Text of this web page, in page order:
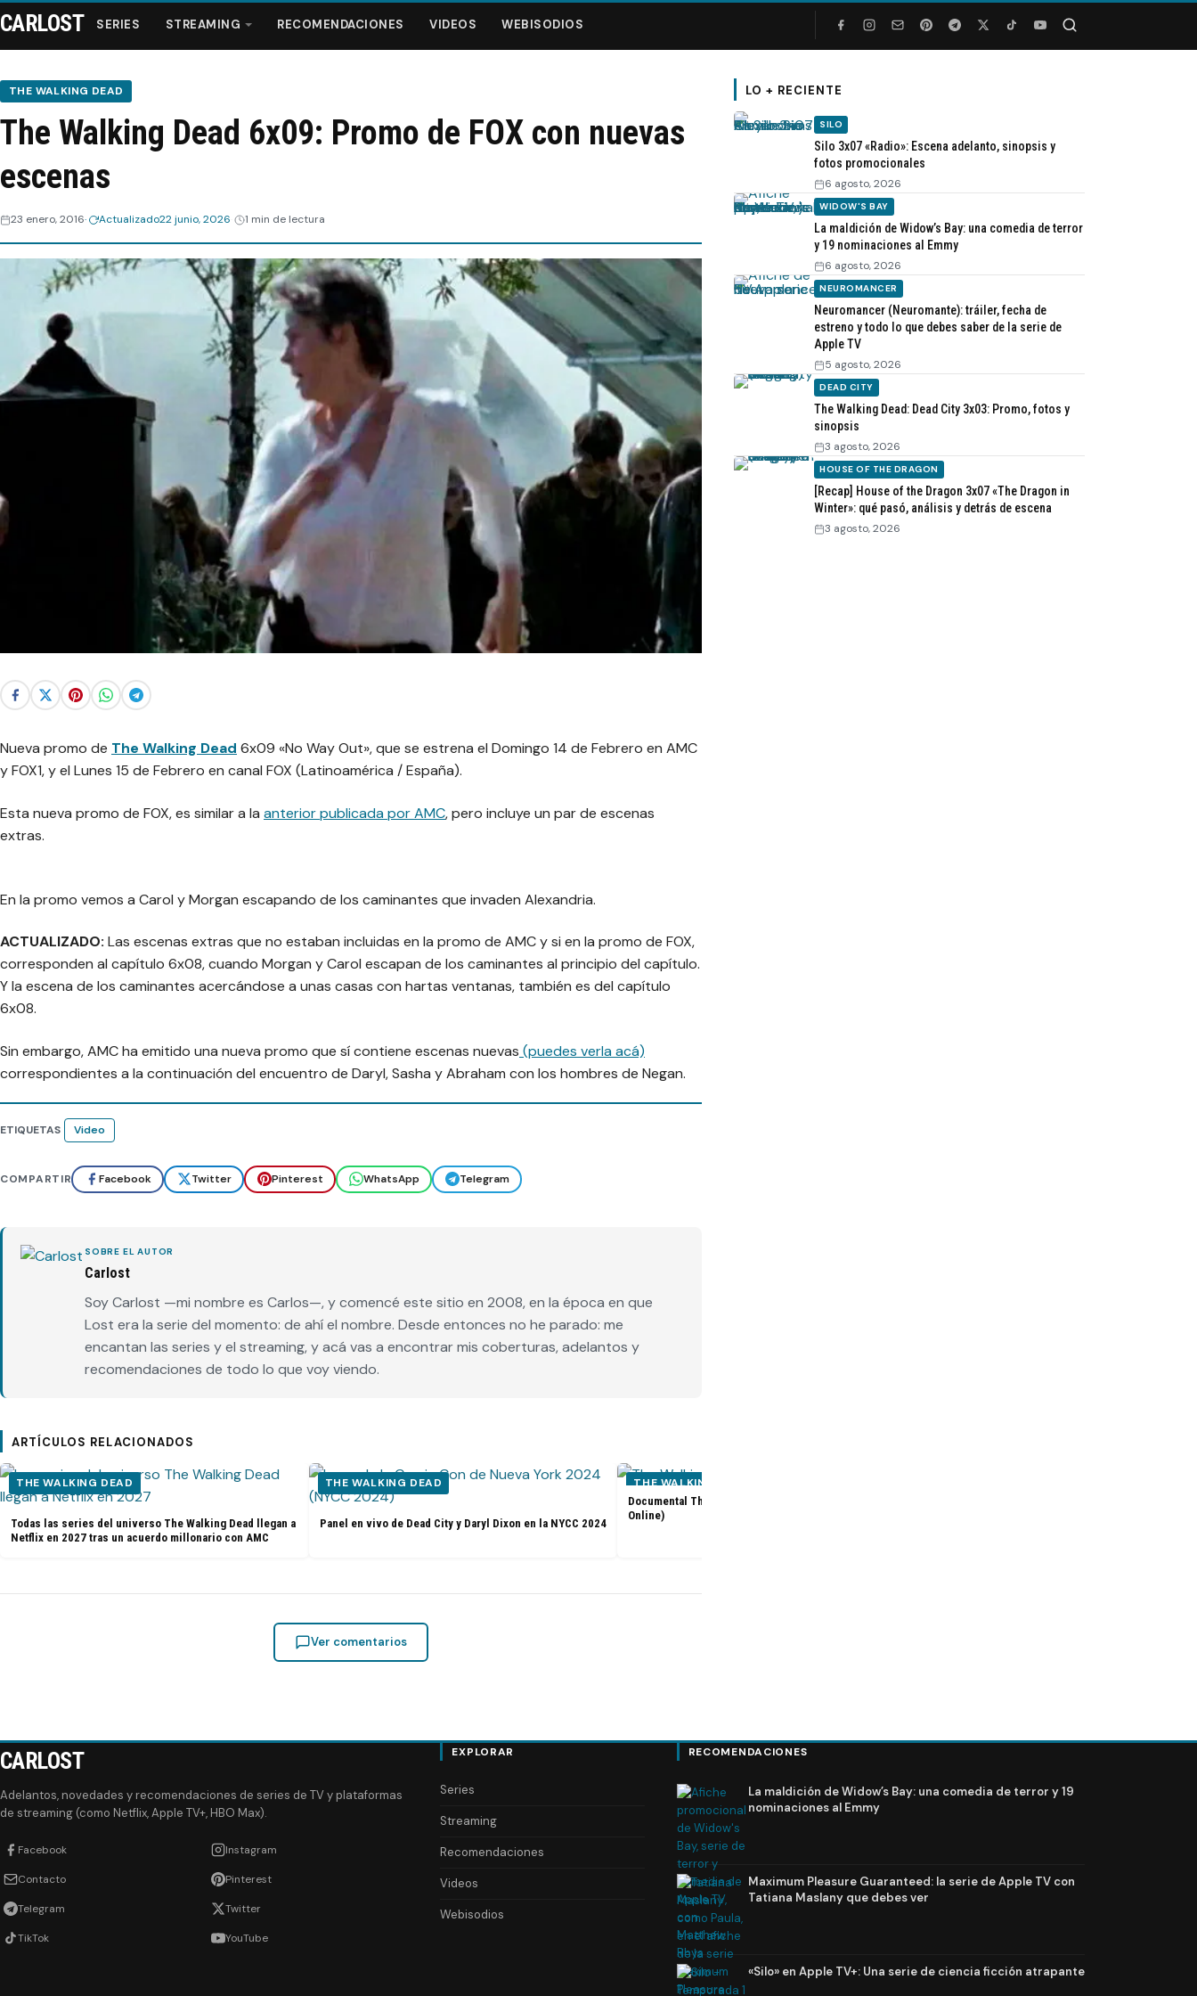
Series
Streaming
Videos
Webisodios
CARLOST SERIES STREAMING RECOMENDACIONES VIDEOS WEBISODIOS
THE WALKING DEAD
The Walking Dead 6x09: Promo de FOX con nuevas
escenas
23 enero, 2016 Actualizado22 junio, 2026 1 min de lectura
Nueva promo de The Walking Dead 6x09 «No Way Out», que se estrena el Domingo 14 de Febrero en AMC
y FOX1, y el Lunes 15 de Febrero en canal FOX (Latinoamérica / España).
Esta nueva promo de FOX, es similar a la anterior publicada por AMC, pero incluye un par de escenas
extras.
En la promo vemos a Carol y Morgan escapando de los caminantes que invaden Alexandria.
ACTUALIZADO: Las escenas extras que no estaban incluidas en la promo de AMC y si en la promo de FOX,
corresponden al capítulo 6x08, cuando Morgan y Carol escapan de los caminantes al principio del capítulo.
Y la escena de los caminantes acercándose a unas casas con hartas ventanas, también es del capítulo
6x08.
Sin embargo, AMC ha emitido una nueva promo que sí contiene escenas nuevas (puedes verla acá)
correspondientes a la continuación del encuentro de Daryl, Sasha y Abraham con los hombres de Negan.
ETIQUETAS Video
COMPARTIR Facebook Twitter Pinterest WhatsApp Telegram
SOBRE EL AUTOR
Carlost
Soy Carlost —mi nombre es Carlos—, y comencé este sitio en 2008, en la época en que
Lost era la serie del momento: de ahí el nombre. Desde entonces no he parado: me
encantan las series y el streaming, y acá vas a encontrar mis coberturas, adelantos y
recomendaciones de todo lo que voy viendo.
ARTÍCULOS RELACIONADOS
THE WALKING DEAD
Todas las series del universo The Walking Dead llegan a
Netflix en 2027 tras un acuerdo millonario con AMC
THE WALKING DEAD
Panel en vivo de Dead City y Daryl Dixon en la NYCC 2024
THE WALKING DEAD
Documental The Walking Dead: The Return (Subtitulado
Online)
Ver comentarios
LO + RECIENTE
SILO
Silo 3x07 «Radio»: Escena adelanto, sinopsis y
fotos promocionales
6 agosto, 2026
WIDOW'S BAY
La maldición de Widow’s Bay: una comedia de terror
y 19 nominaciones al Emmy
6 agosto, 2026
NEUROMANCER
Neuromancer (Neuromante): tráiler, fecha de
estreno y todo lo que debes saber de la serie de
Apple TV
5 agosto, 2026
DEAD CITY
The Walking Dead: Dead City 3x03: Promo, fotos y
sinopsis
3 agosto, 2026
HOUSE OF THE DRAGON
[Recap] House of the Dragon 3x07 «The Dragon in
Winter»: qué pasó, análisis y detrás de escena
3 agosto, 2026
CARLOST
Adelantos, novedades y recomendaciones de series de TV y plataformas
de streaming (como Netflix, Apple TV+, HBO Max).
Facebook Instagram
Contacto Pinterest
Telegram Twitter
TikTok YouTube
EXPLORAR
Series
Streaming
Recomendaciones
Videos
Webisodios
RECOMENDACIONES
La maldición de Widow’s Bay: una comedia de terror y 19
nominaciones al Emmy
Maximum Pleasure Guaranteed: la serie de Apple TV con
Tatiana Maslany que debes ver
«Silo» en Apple TV+: Una serie de ciencia ficción atrapante